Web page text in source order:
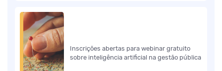
Inscrições abertas para webinar gratuito
sobre inteligência artificial na gestão pública